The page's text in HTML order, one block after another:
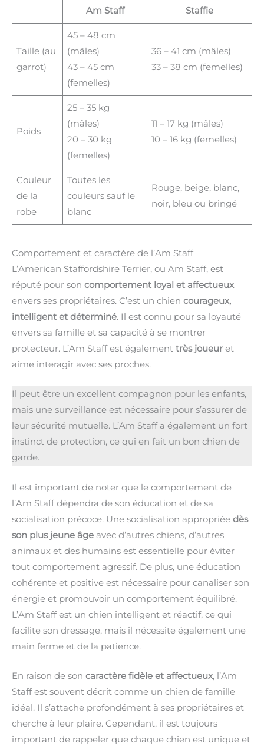
Am Staff Staffie
Taille (au
garrot)
45 – 48 cm
(mâles)
43 – 45 cm
(femelles)
36 – 41 cm (mâles)
33 – 38 cm (femelles)
Poids
25 – 35 kg
(mâles)
20 – 30 kg
(femelles)
11 – 17 kg (mâles)
10 – 16 kg (femelles)
Couleur
de la
robe
Toutes les
couleurs sauf le
blanc
Rouge, beige, blanc,
noir, bleu ou bringé
Comportement et caractère de l’Am Staff
L’American Staffordshire Terrier, ou Am Staff, est
réputé pour son comportement loyal et affectueux
envers ses propriétaires. C’est un chien courageux,
intelligent et déterminé. Il est connu pour sa loyauté
envers sa famille et sa capacité à se montrer
protecteur. L’Am Staff est également très joueur et
aime interagir avec ses proches.
Il peut être un excellent compagnon pour les enfants,
mais une surveillance est nécessaire pour s’assurer de
leur sécurité mutuelle. L’Am Staff a également un fort
instinct de protection, ce qui en fait un bon chien de
garde.
Il est important de noter que le comportement de
l’Am Staff dépendra de son éducation et de sa
socialisation précoce. Une socialisation appropriée dès
son plus jeune âge avec d’autres chiens, d’autres
animaux et des humains est essentielle pour éviter
tout comportement agressif. De plus, une éducation
cohérente et positive est nécessaire pour canaliser son
énergie et promouvoir un comportement équilibré.
L’Am Staff est un chien intelligent et réactif, ce qui
facilite son dressage, mais il nécessite également une
main ferme et de la patience.
En raison de son caractère fidèle et affectueux, l’Am
Staff est souvent décrit comme un chien de famille
idéal. Il s’attache profondément à ses propriétaires et
cherche à leur plaire. Cependant, il est toujours
important de rappeler que chaque chien est unique et